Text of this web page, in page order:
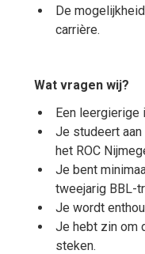
De
carrière.
Wat vragen wij?
Een leergierige
Je studeert aan
het ROC
Je bent
tweejarig BBL-
Je wordt
Je hebt zin om
steken.